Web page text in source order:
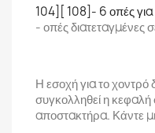
104][ 108]- 6 οπές για
- οπές διατεταγμένες
Η εσοχή για το χοντρό
συγκολληθεί η κεφαλή
αποστακτήρα. Κάντε